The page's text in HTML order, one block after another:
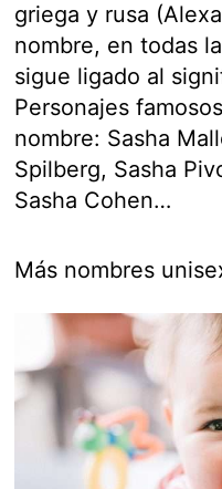
griega y rusa
nombre, en todas
sigue ligado al
Personajes
nombre: Sasha
Spilberg, Sasha
Sasha Cohen…
Más nombres